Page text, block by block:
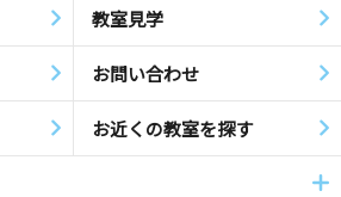
教室見学
お問い合わせ
お近くの教室を探す